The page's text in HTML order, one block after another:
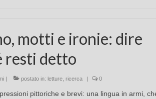
motti e ironie: dire
resti detto
| postato in: letture, ricerca | 0
pittoriche e brevi: una lingua in armi,